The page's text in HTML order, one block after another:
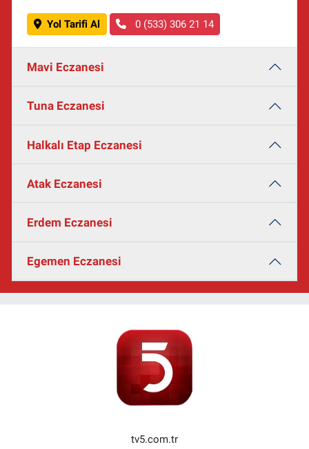
Yol Tarifi Al 0 (533) 306 21 14
Mavi Eczanesi
Tuna Eczanesi
Halkalı Etap Eczanesi
Atak Eczanesi
Erdem Eczanesi
Egemen Eczanesi
tv5.com.tr